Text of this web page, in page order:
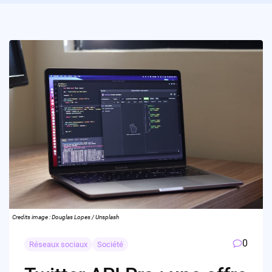
Credits image : Douglas Lopes / Unsplash
Réseaux sociaux Société 0